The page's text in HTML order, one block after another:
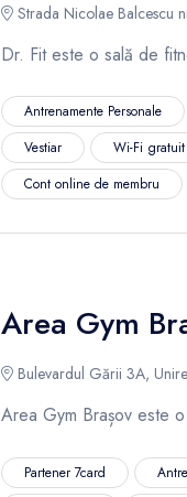
Strada Nicolae Balcescu
Dr. Fit este o sală de
Antrenamente Personale
Vestiar
Wi-Fi gratuit
Cont online de membru
Area Gym
Bulevardul Gării 3A,
Area Gym Brașov este
Partener 7card